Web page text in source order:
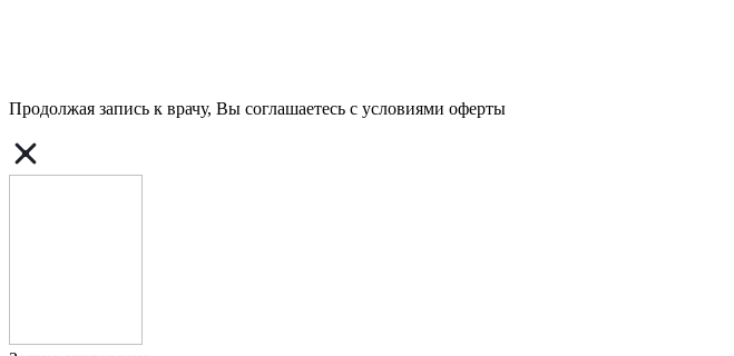
Продолжая запись к врачу, Вы соглашаетесь с условиями оферты